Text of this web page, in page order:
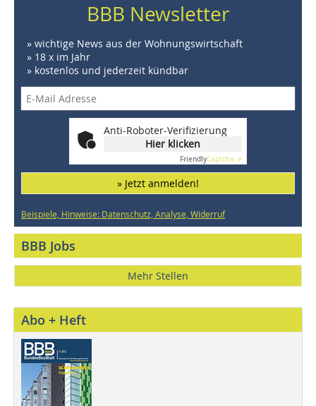
BBB Newsletter
» wichtige News aus der Wohnungswirtschaft
» 18 x im Jahr
» kostenlos und jederzeit kündbar
Anti-Roboter-Verifizierung
Hier klicken
FriendlyCaptcha ⇗
» Jetzt anmelden!
Beispiele, Hinweise: Datenschutz, Analyse, Widerruf
BBB Jobs
Mehr Stellen
Abo + Heft